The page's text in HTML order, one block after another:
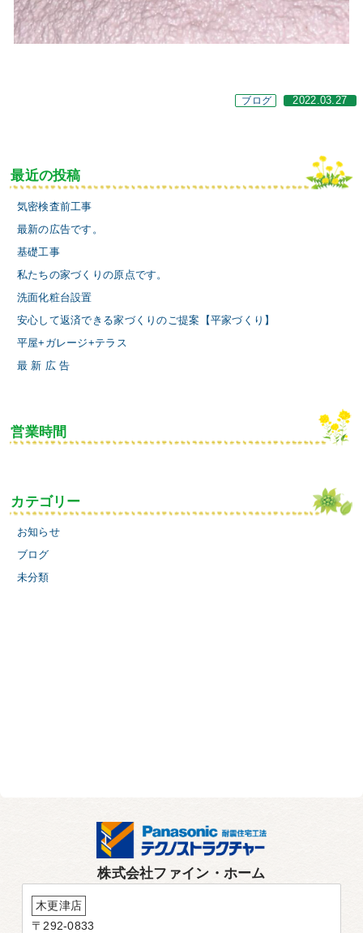
ブログ 2022.03.27
最近の投稿
気密検査前工事
最新の広告です。
基礎工事
私たちの家づくりの原点です。
洗面化粧台設置
安心して返済できる家づくりのご提案【平家づくり】
平屋+ガレージ+テラス
最 新 広 告
営業時間
カテゴリー
お知らせ
ブログ
未分類
株式会社ファイン・ホーム
木更津店
〒292-0833